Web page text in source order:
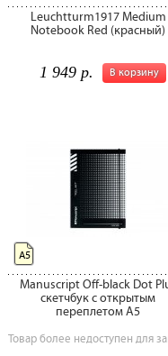
Leuchtturm1917 Medium
Notebook Red (красный)
В корзину
1 949 р.
Manuscript Off-black Dot
скетчбук с открытым
переплетом А5
Товар более недоступен для
А5